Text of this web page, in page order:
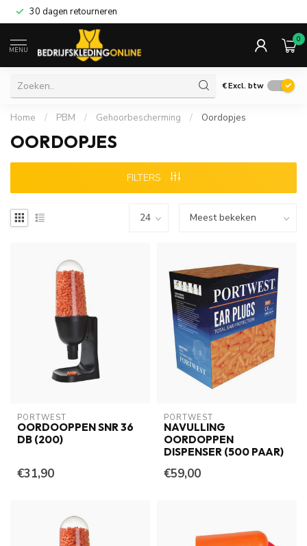
30 dagen retourneren
MENU
0
€Excl. btw
Home / PBM / Gehoorbescherming / Oordopjes
OORDOPJES
FILTERS
PORTWEST
OORDOOPPEN SNR 36
DB (200)
€31,90
PORTWEST
NAVULLING
OORDOPPEN
DISPENSER (500 PAAR)
€59,00